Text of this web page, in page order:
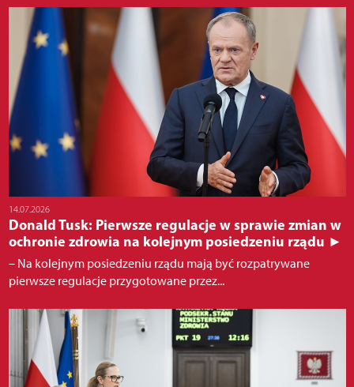
14.07.2026
Donald Tusk: Pierwsze regulacje w sprawie zmian w
ochronie zdrowia na kolejnym posiedzeniu rządu ►
– Na kolejnym posiedzeniu rządu mają być rozpatrywane
pierwsze regulacje przygotowane przez...